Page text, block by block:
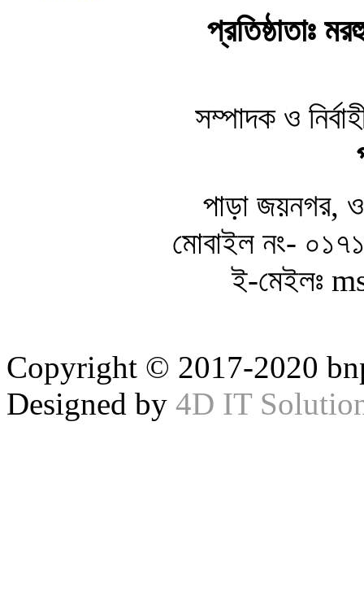
প্রতিষ্ঠাতাঃ
সম্পাদক ও
পাড়া জয়নগর,
মোবাইল নং-
ই-মেইলঃ
Copyright © 2017-2020
Designed by 4D IT